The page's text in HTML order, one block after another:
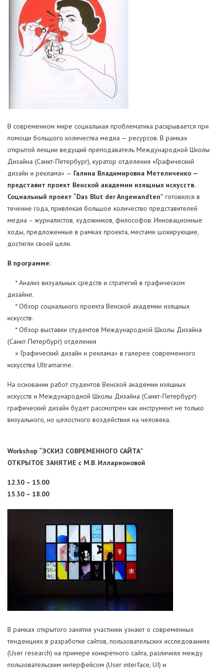
В современном мире социальная проблематика раскрывается при
помощи большого количества медиа — ресурсов. В рамках
открытой лекции ведущий преподаватель Международной Школы
Дизайна (Санкт-Петербург), куратор отделения «Графический
дизайн и реклама» — Галина Владимировна Метеличенко —
представит проект Венской академии изящных искусств.
Социальный проект “Das Blut der Angewandten” готовился в
течение года, привлекая большое количество представителей
медиа – журналистов, художников, философов. Инновационные
ходы, предложенные в рамках проекта, местами шокирующие,
достигли своей цели.
В программе:
* Анализ визуальных средств и стратегий в графическом
дизайне.
* Обзор социального проекта Венской академии изящных
искусств.
* Обзор выставки студентов Международной Школы Дизайна
(Санкт-Петербург) отделения
» Графический дизайн и реклама» в галерее современного
искусства Ultramarine.
На основании работ студентов Венской академии изящных
искусств и Международной Школы Дизайна (Санкт-Петербург)
графический дизайн будет рассмотрен как инструмент не только
визуального, но целостного воздействия на человека.
Workshop “ЭСКИЗ СОВРЕМЕННОГО САЙТА”
ОТКРЫТОЕ ЗАНЯТИЕ с М.В. Илларионовой
12.30 – 15.00
15.30 – 18.00
В рамках открытого занятия участники узнают о современных
тенденциях в разработке сайтов, пользовательских исследованиях
(User research) на примере конкретного сайта, различиях между
пользовательским интерфейсом (User interface, UI) и